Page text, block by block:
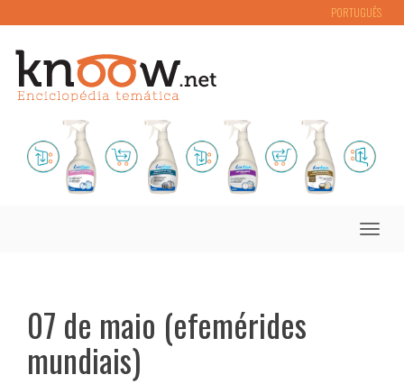
PORTUGUÊS
Toggle
07 de maio (efemérides
mundiais)